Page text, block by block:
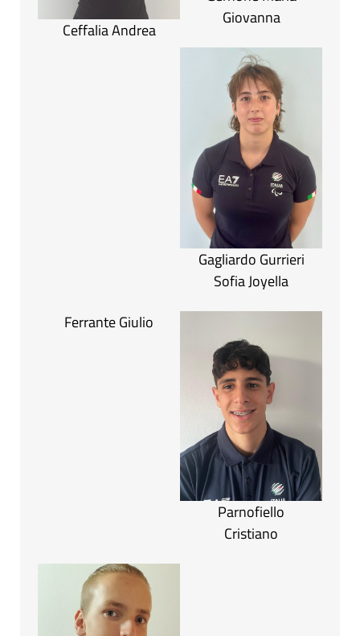
Ceffalia Andrea
Giovanna
Gagliardo Gurrieri
Sofia Joyella
Ferrante Giulio
Parnofiello
Cristiano